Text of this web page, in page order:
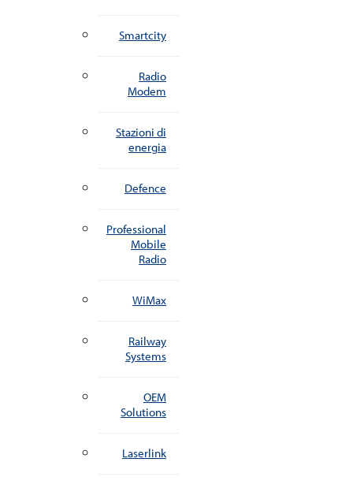
Smartcity
Radio
Modem
Stazioni di
energia
Defence
Professional
Mobile
Radio
WiMax
Railway
Systems
OEM
Solutions
Laserlink